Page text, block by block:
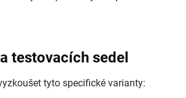
testovacích sedel
tyto specifické varianty: